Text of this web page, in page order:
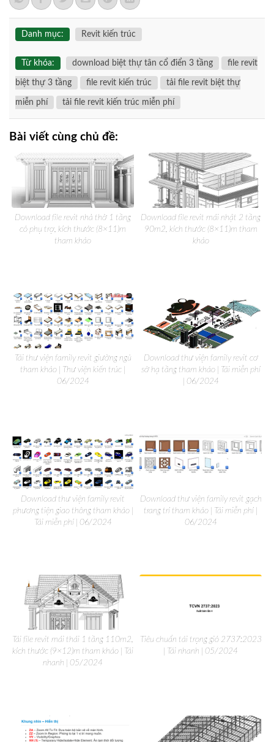
Danh mục: Revit kiến trúc
Từ khóa: download biệt thự tân cổ điển 3 tầng file revit
biệt thự 3 tầng file revit kiến trúc tải file revit biệt thự
miễn phí tải file revit kiến trúc miễn phí
Bài viết cùng chủ đề:
Download file revit nhà thờ 1 tầng
có phụ trợ, kích thước (8×11)m
tham khảo
Download file revit mái nhật 2 tầng
90m2, kích thước (8×11)m tham
khảo
Tải thư viện family revit giường ngủ
tham khảo | Thư viện kiến trúc |
06/2024
Download thư viện family revit cơ
sở hạ tầng tham khảo | Tải miễn phí
| 06/2024
Download thư viện family revit
phương tiện giao thông tham khảo |
Tải miễn phí | 06/2024
Download thư viện family revit gạch
trang trí tham khảo | Tải miễn phí |
06/2024
Tải file revit mái thái 1 tầng 110m2,
kích thước (9×12)m tham khảo | Tải
nhanh | 05/2024
Tiêu chuẩn tải trọng gió 2737:2023
| Tải nhanh | 05/2024